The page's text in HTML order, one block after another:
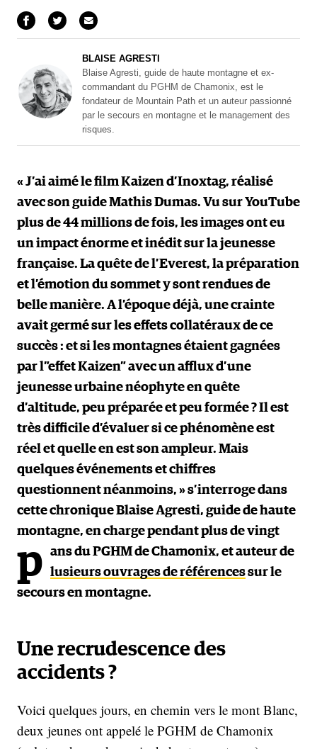
BLAISE AGRESTI
Blaise Agresti, guide de haute montagne et ex-
commandant du PGHM de Chamonix, est le
fondateur de Mountain Path et un auteur passionné
par le secours en montagne et le management des
risques.
« J’ai aimé le film Kaizen d’Inoxtag, réalisé
avec son guide Mathis Dumas. Vu sur YouTube
plus de 44 millions de fois, les images ont eu
un impact énorme et inédit sur la jeunesse
française. La quête de l’Everest, la préparation
et l’émotion du sommet y sont rendues de
belle manière. A l’époque déjà, une crainte
avait germé sur les effets collatéraux de ce
succès : et si les montagnes étaient gagnées
par l”effet Kaizen” avec un afflux d’une
jeunesse urbaine néophyte en quête
d’altitude, peu préparée et peu formée ? Il est
très difficile d’évaluer si ce phénomène est
réel et quelle en est son ampleur. Mais
quelques événements et chiffres
questionnent néanmoins, » s’interroge dans
cette chronique Blaise Agresti, guide de haute
montagne, en charge pendant plus de vingt
ans du PGHM de Chamonix, et auteur de
p lusieurs ouvrages de référencessur le
secours en montagne.
Une recrudescence des
accidents ?
Voici quelques jours, en chemin vers le mont Blanc,
deux jeunes ont appelé le PGHM de Chamonix